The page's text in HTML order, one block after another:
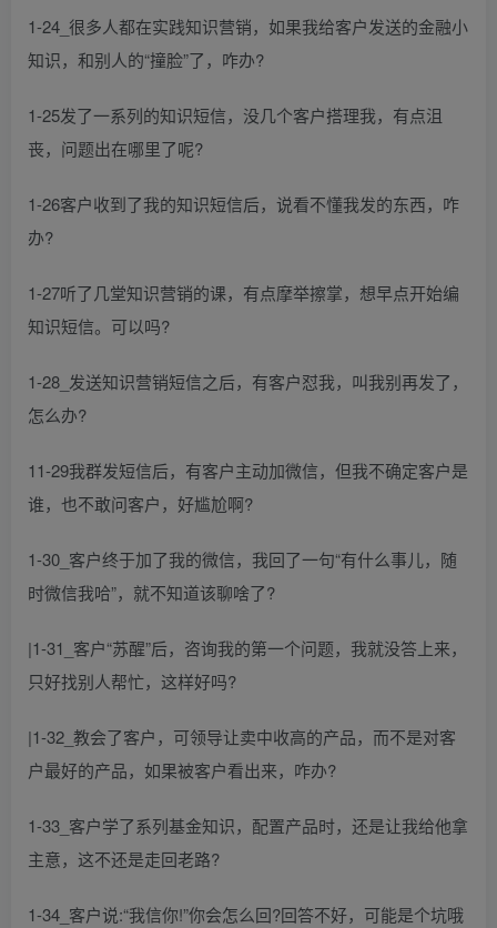
1-24_很多人都在实践知识营销，如果我给客户发送的金融小
知识，和别人的“撞脸”了，咋办?
1-25发了一系列的知识短信，没几个客户搭理我，有点沮
丧，问题出在哪里了呢?
1-26客户收到了我的知识短信后，说看不懂我发的东西，咋
办?
1-27听了几堂知识营销的课，有点摩举擦掌，想早点开始编
知识短信。可以吗?
1-28_发送知识营销短信之后，有客户怼我，叫我别再发了，
怎么办?
11-29我群发短信后，有客户主动加微信，但我不确定客户是
谁，也不敢问客户，好尴尬啊?
1-30_客户终于加了我的微信，我回了一句“有什么事儿，随
时微信我哈”，就不知道该聊啥了?
|1-31_客户“苏醒”后，咨询我的第一个问题，我就没答上来，
只好找别人帮忙，这样好吗?
|1-32_教会了客户，可领导让卖中收高的产品，而不是对客
户最好的产品，如果被客户看出来，咋办?
1-33_客户学了系列基金知识，配置产品时，还是让我给他拿
主意，这不还是走回老路?
1-34_客户说:“我信你!”你会怎么回?回答不好，可能是个坑哦